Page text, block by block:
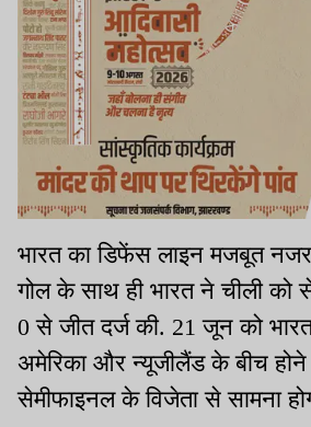
भारत का डिफेंस लाइन मजबूत
गोल के साथ ही भारत ने चीली को
0 से जीत दर्ज की. 21 जून को
अमेरिका और न्यूजीलैंड के बीच होने
सेमीफाइनल के विजेता से सामना